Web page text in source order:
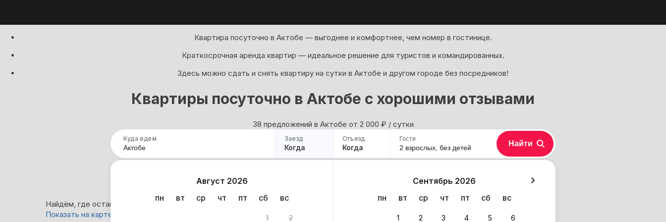
Квартира посуточно в Актобе — выгоднее и комфортнее, чем номер в гостинице.
Краткосрочная аренда квартир — идеальное решение для туристов и командированных.
Здесь можно сдать и снять квартиру на сутки в Актобе и другом городе без посредников!
Квартиры посуточно в Актобе с хорошими отзывами
38 предложений в Актобе oт 2 000 ₽ / сутки
Куда едем Заезд
Когда
Отъезд
Когда
Август 2026
пн
вт ср чт пт сб вс
1 2
Сентябрь 2026
пн
вт ср чт пт сб вс
1 2 3 4 5 6
Гости
2 взрослых, без детей Найти
Найдём, где остановиться в Актобе: 38 вариантов
Показать на карте